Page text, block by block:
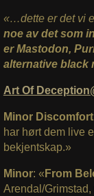
«…dette er det vi
noe av det som
er Mastodon,
alternative black
Art Of
Minor
har hørt dem live
bekjentskap.»
Minor: « From
Arendal/